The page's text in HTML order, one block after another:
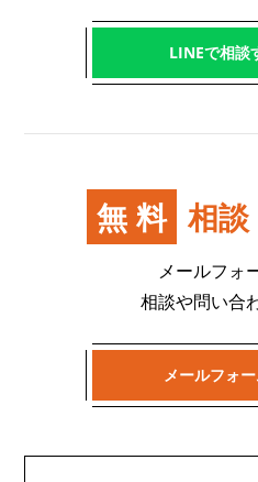
LINEで相談
無料 相談
メールフォ
相談や問い合
メールフォ